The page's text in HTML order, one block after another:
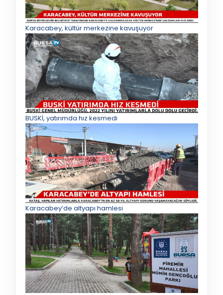
Karacabey, kültür merkezine kavuşuyor
BUSKİ, yatırımda hız kesmedi
Karacabey’de altyapı hamlesi